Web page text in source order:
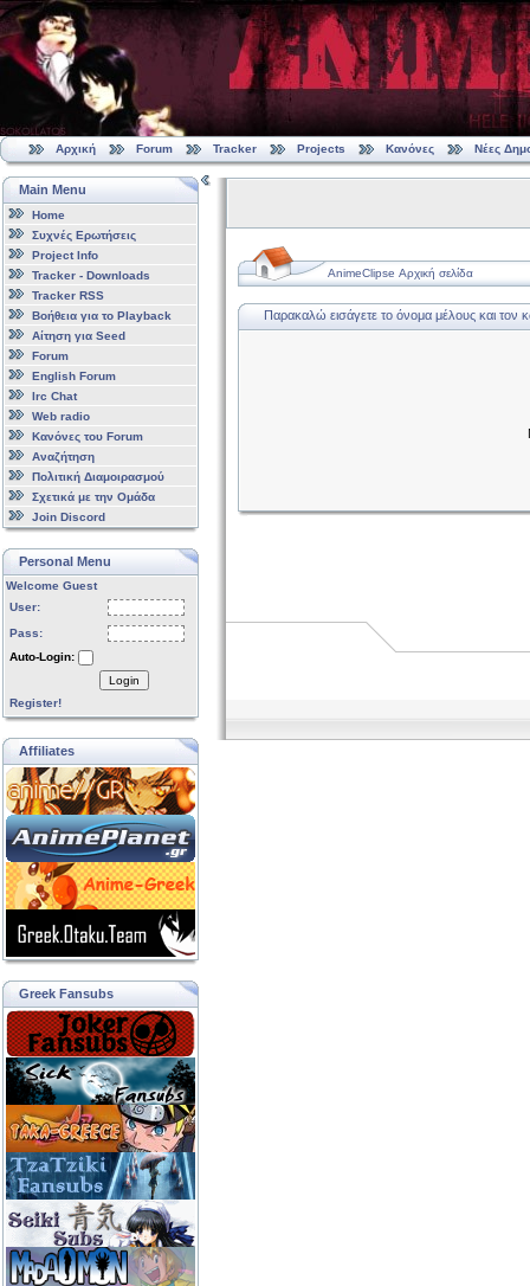
Αρχική Forum Tracker Projects Κανόνες Νέες
Main Menu
Home
Συχνές Ερωτήσεις
Project Info
Tracker - Downloads
Tracker RSS
Βοήθεια για το Playback
Αίτηση για Seed
Forum
English Forum
Irc Chat
Web radio
Κανόνες του Forum
Αναζήτηση
Πολιτική Διαμοιρασμού
Σχετικά με την Ομάδα
Join Discord
Personal Menu
Welcome Guest
User:
Pass:
Auto-Login:
Login
Register!
Affiliates
Greek Fansubs
AnimeClipse Αρχική σελίδα
Παρακαλώ εισάγετε το όνομα μέλους και τον